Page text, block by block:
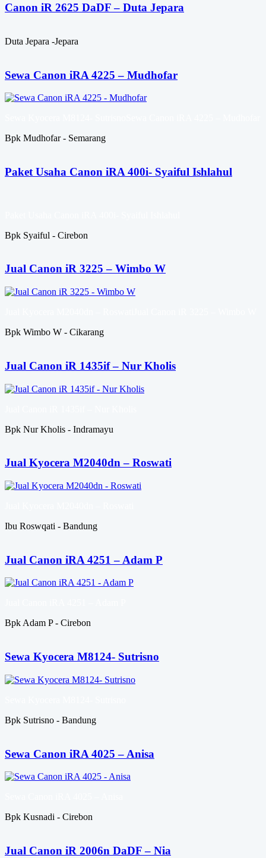
Canon iR 2625 DaDF – Duta Jepara
Duta Jepara -Jepara
Sewa Canon iRA 4225 – Mudhofar
Bpk Mudhofar - Semarang
Paket Usaha Canon iRA 400i- Syaiful Ishlahul
Bpk Syaiful - Cirebon
Jual Canon iR 3225 – Wimbo W
Bpk Wimbo W - Cikarang
Jual Canon iR 1435if – Nur Kholis
Bpk Nur Kholis - Indramayu
Jual Kyocera M2040dn – Roswati
Ibu Roswqati - Bandung
Jual Canon iRA 4251 – Adam P
Bpk Adam P - Cirebon
Sewa Kyocera M8124- Sutrisno
Bpk Sutrisno - Bandung
Sewa Canon iRA 4025 – Anisa
Bpk Kusnadi - Cirebon
Jual Canon iR 2006n DaDF – Nia